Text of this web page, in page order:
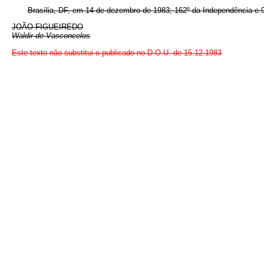
Brasília, DF, em 14 de dezembro de 1983; 162º da Independência e
JOÃO FIGUEIREDO
Waldir de Vasconcelos
Este texto não substitui o publicado no D.O.U. de 15.12.1983